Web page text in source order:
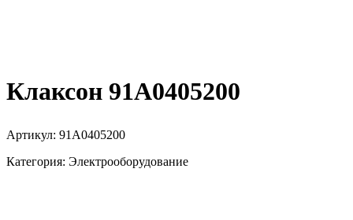
Клаксон 91A0405200
Артикул: 91A0405200
Категория: Электрооборудование